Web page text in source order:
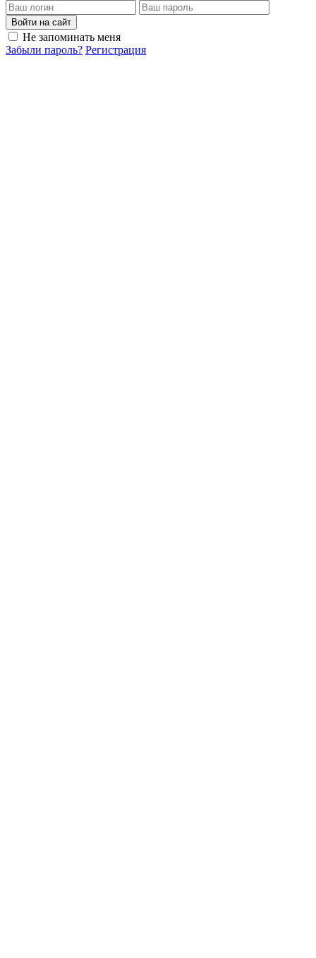
Войти на сайт
Не запоминать меня
Забыли пароль? Регистрация